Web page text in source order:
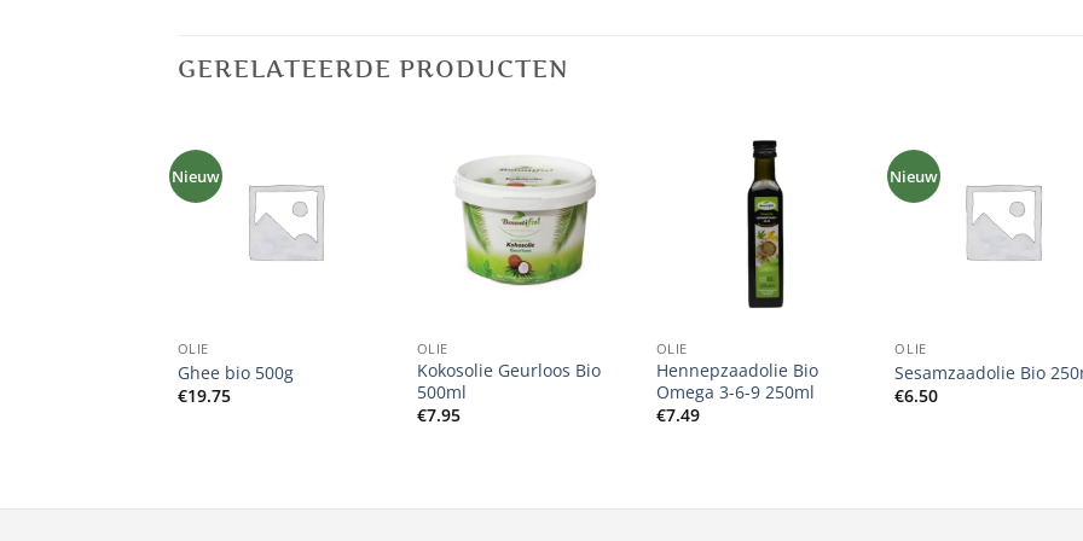
GERELATEERDE PRODUCTEN
Nieuw
OLIE
Ghee bio 500g
€19.75
OLIE
Kokosolie Geurloos Bio
500ml
€7.95
OLIE
Hennepzaadolie Bio
Omega 3-6-9 250ml
€7.49
Nieuw
OLIE
Sesamzaadolie Bio
€6.50